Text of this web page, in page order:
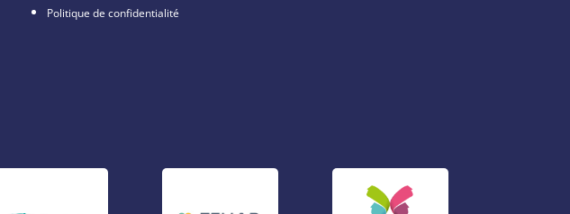
Politique de confidentialité